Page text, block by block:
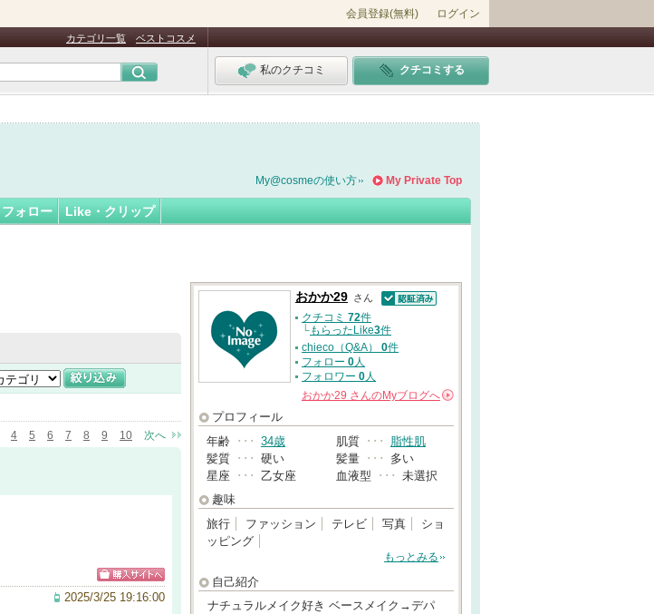
会員登録(無料) ログイン
カテゴリ一覧 ベストコスメ
私のクチコミ クチコミする
My Private Top
My@cosmeの使い方
フォロー Like・クリップ
4 5 6 7 8 9 10 次へ
2025/3/25 19:16:00
おかか29 さん
クチコミ 72件
└もらったLike3件
chieco（Q&A） 0件
フォロー 0人
フォロワー 0人
おかか29 さんのMyブログへ
プロフィール
年齢 ･･･ 34歳 肌質 ･･･
脂性肌
髪質 ･･･ 硬い 髪量 ･･･
多い
星座 ･･･ 乙女座 血液型 ･･･ 未選択
趣味
旅行
ファッション テレビ 写真
ショ
ッピング
もっとみる
自己紹介
ナチュラルメイク好き ベースメイク→デパ